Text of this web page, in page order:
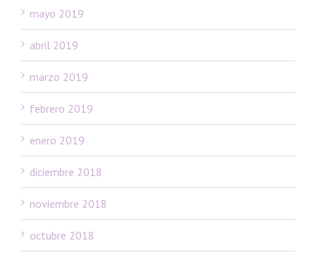
mayo 2019
abril 2019
marzo 2019
febrero 2019
enero 2019
diciembre 2018
noviembre 2018
octubre 2018